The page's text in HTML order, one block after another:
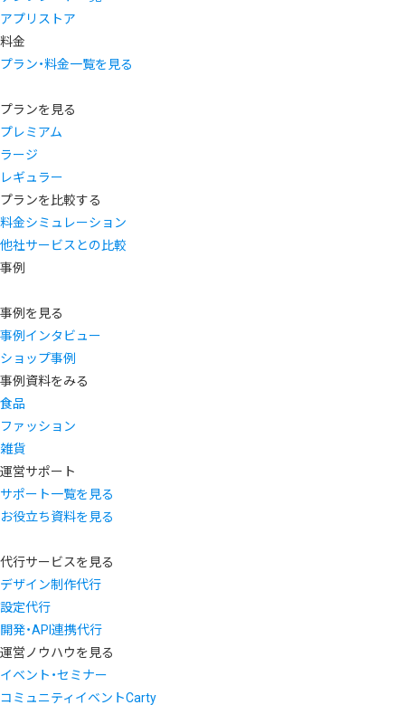
アプリストア
料金
プラン・料金一覧を見る
プランを見る
プレミアム
ラージ
レギュラー
プランを比較する
料金シミュレーション
他社サービスとの比較
事例
事例を見る
事例インタビュー
ショップ事例
事例資料をみる
食品
ファッション
雑貨
運営サポート
サポート一覧を見る
お役立ち資料を見る
代行サービスを見る
デザイン制作代行
設定代行
開発・API連携代行
運営ノウハウを見る
イベント・セミナー
コミュニティイベントCarty